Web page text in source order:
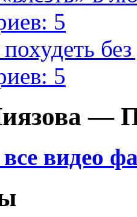
5
5
—
видео